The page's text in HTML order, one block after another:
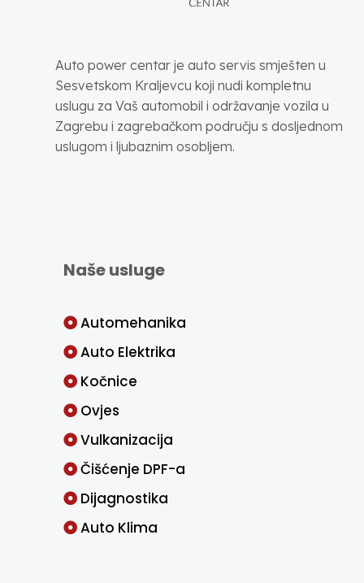
Auto power centar je auto servis smješten u
Sesvetskom Kraljevcu koji nudi kompletnu
uslugu za Vaš automobil i održavanje vozila u
Zagrebu i zagrebačkom području s dosljednom
uslugom i ljubaznim osobljem.
Naše usluge
Automehanika
Auto Elektrika
Kočnice
Ovjes
Vulkanizacija
Čišćenje DPF-a
Dijagnostika
Auto Klima